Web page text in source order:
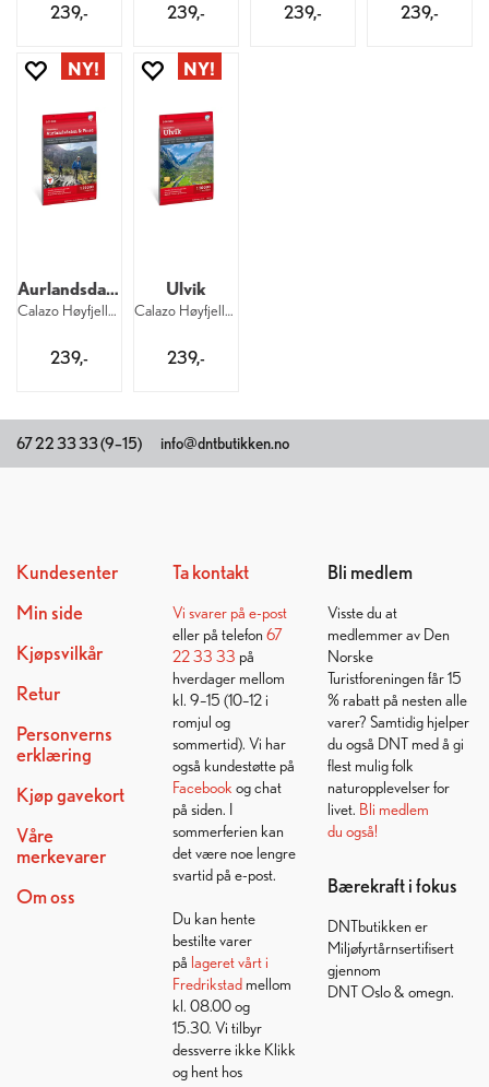
239,- 239,- 239,- 239,-
Aurlandsdalen Finse
Calazo Høyfjellskart 1:25 000
239,-
Ulvik
Calazo Høyfjellskart 1:25 000
239,-
67 22 33 33 (9–15) info@dntbutikken.no
Kundesenter
Min side
Kjøpsvilkår
Retur
Personverns
erklæring
Kjøp gavekort
Våre
merkevarer
Om oss
Ta kontakt
Vi svarer på e-post
eller på telefon 67
22 33 33 på
hverdager mellom
kl. 9–15 (10–12 i
romjul og
sommertid). Vi har
også kundestøtte på
Facebook og chat
på siden. I
sommerferien kan
det være noe lengre
svartid på e-post.
Du kan hente
bestilte varer
på lageret vårt i
Fredrikstadmellom
kl. 08.00 og
15.30. Vi tilbyr
dessverre ikke Klikk
og hent hos
Bli medlem
Visste du at
medlemmer av Den
Norske
Turistforeningen får 15
% rabatt på nesten alle
varer? Samtidig hjelper
du også DNT med å gi
flest mulig folk
naturopplevelser for
livet. Bli medlem
du også!
Bærekraft i fokus
DNTbutikken er
Miljøfyrtårnsertifisert
gjennom
DNT Oslo & omegn.